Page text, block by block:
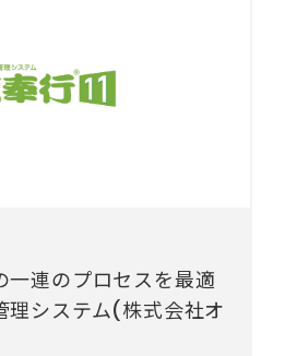
一連のプロセスを最適
理システム(株式会社オ